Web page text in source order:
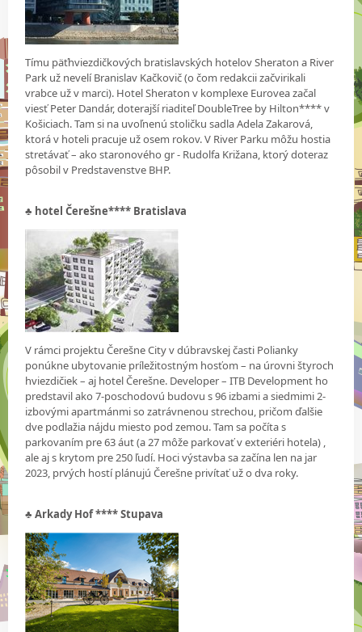
Tímu päťhviezdičkových bratislavských hotelov Sheraton a River
Park už nevelí Branislav Kačkovič (o čom redakcii začvirikali
vrabce už v marci). Hotel Sheraton v komplexe Eurovea začal
viesť Peter Dandár, doterajší riaditeľ DoubleTree by Hilton**** v
Košiciach. Tam si na uvoľnenú stoličku sadla Adela Zakarová,
ktorá v hoteli pracuje už osem rokov. V River Parku môžu hostia
stretávať – ako staronového gr - Rudolfa Križana, ktorý doteraz
pôsobil v Predstavenstve BHP.
♣ hotel Čerešne**** Bratislava
V rámci projektu Čerešne City v dúbravskej časti Polianky
ponúkne ubytovanie príležitostným hosťom – na úrovni štyroch
hviezdičiek – aj hotel Čerešne. Developer – ITB Development ho
predstavil ako 7-poschodovú budovu s 96 izbami a siedmimi 2-
izbovými apartmánmi so zatrávnenou strechou, pričom ďalšie
dve podlažia nájdu miesto pod zemou. Tam sa počíta s
parkovaním pre 63 áut (a 27 môže parkovať v exteriéri hotela) ,
ale aj s krytom pre 250 ľudí. Hoci výstavba sa začína len na jar
2023, prvých hostí plánujú Čerešne privítať už o dva roky.
♣Arkady Hof **** Stupava